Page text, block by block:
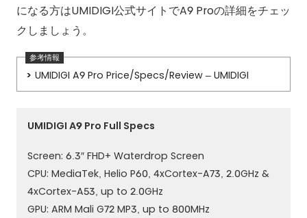
になる方はUMIDIGI公式サイトでA9 Proの詳細をチェッ
クしましょう。
UMIDIGI A9 Pro Price/Specs/Review – UMIDIGI
UMIDIGI A9 Pro Full Specs
Screen: 6.3″ FHD+ Waterdrop Screen
CPU: MediaTek, Helio P60, 4xCortex-A73, 2.0GHz &
4xCortex-A53, up to 2.0GHz
GPU: ARM Mali G72 MP3, up to 800MHz